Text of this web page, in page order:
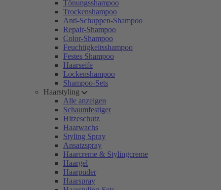
Tönungsshampoo
Trockenshampoo
Anti-Schuppen-Shampoo
Repair-Shampoo
Color-Shampoo
Feuchtigkeitsshampoo
Festes Shampoo
Haarseife
Lockenshampoo
Shampoo-Sets
Haarstyling
Alle anzeigen
Schaumfestiger
Hitzeschutz
Haarwachs
Styling Spray
Ansatzspray
Haarcreme & Stylingcreme
Haargel
Haarpuder
Haarspray